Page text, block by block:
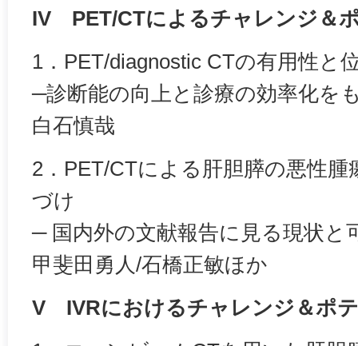
IV PET/CTによるチャレンジ＆
1．PET/diagnostic CTの有用性と
─診断能の向上と診療の効率化を
白石慎哉
2．PET/CTによる肝胆膵の悪性腫
づけ
─ 国内外の文献報告に見る現状と
甲斐田勇人/石橋正敏ほか
V IVRにおけるチャレンジ＆ポ